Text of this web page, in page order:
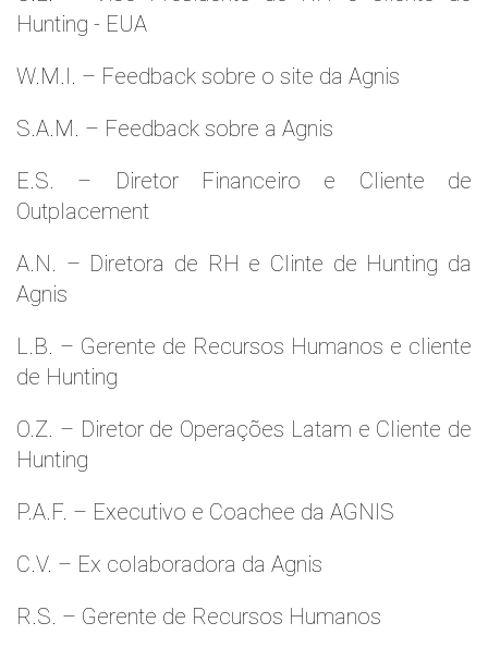
Hunting - EUA
W.M.l. – Feedback sobre o site da Agnis
S.A.M. – Feedback sobre a Agnis
E.S. – Diretor Financeiro e Cliente de
Outplacement
A.N. – Diretora de RH e Clinte de Hunting da
Agnis
L.B. – Gerente de Recursos Humanos e cliente
de Hunting
O.Z. – Diretor de Operações Latam e Cliente de
Hunting
P.A.F. – Executivo e Coachee da AGNIS
C.V. – Ex colaboradora da Agnis
R.S. – Gerente de Recursos Humanos